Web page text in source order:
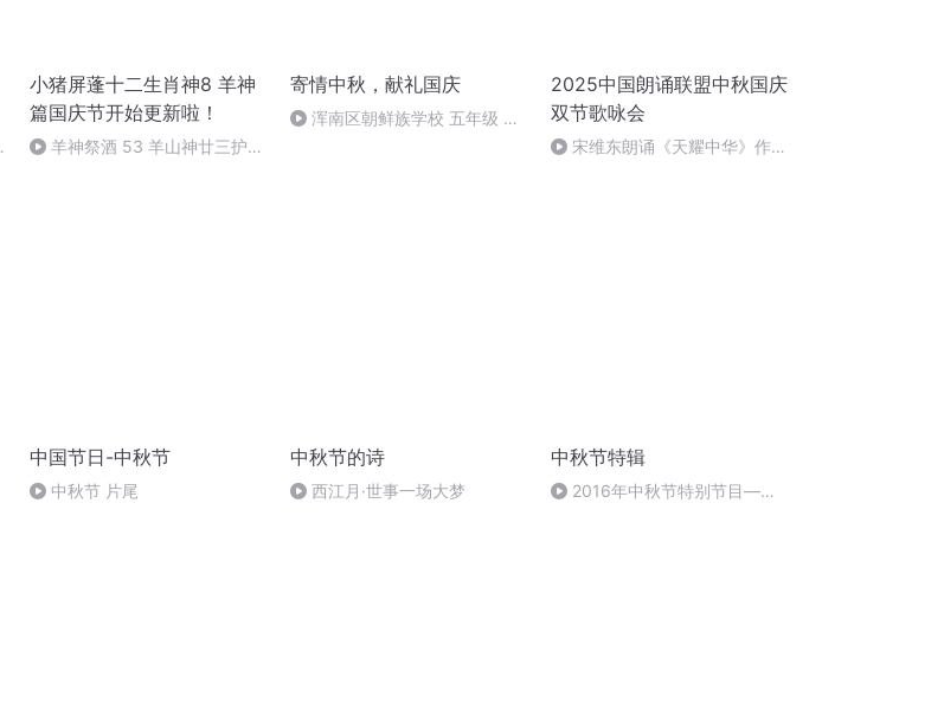
小猪屏蓬十二生肖神8 羊神
篇国庆节开始更新啦！
羊神祭酒 53 羊山神廿三护祭
寄情中秋，献礼国庆
浑南区朝鲜族学校 五年级 孙
2025中国朗诵联盟中秋国庆
双节歌咏会
宋维东朗诵《天耀中华》作
中国节日-中秋节
中秋节 片尾
中秋节的诗
西江月·世事一场大梦
中秋节特辑
2016年中秋节特别节目—夏